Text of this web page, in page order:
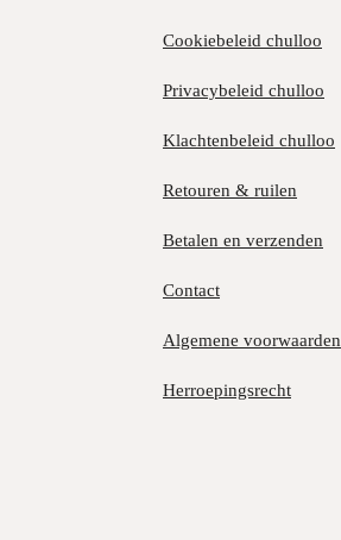
Cookiebeleid chulloo
Privacybeleid chulloo
Klachtenbeleid chulloo
Retouren & ruilen
Betalen en verzenden
Contact
Algemene voorwaarden
Herroepingsrecht